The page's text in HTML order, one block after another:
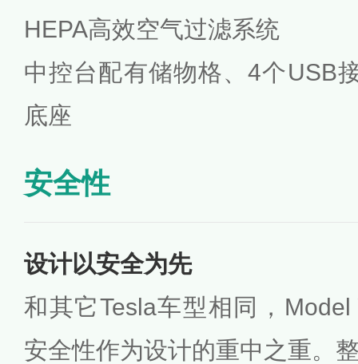
HEPA高效空气过滤系统
中控台配有储物格、4个USB
底座
安全性
设计以安全为先
和其它Tesla车型相同，
安全性作为设计的重中之重。